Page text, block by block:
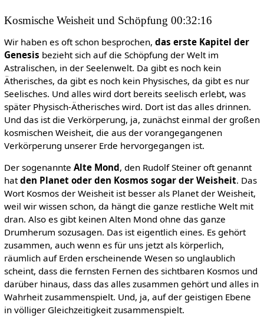
Kosmische Weisheit und Schöpfung 00:32:16
Wir haben es oft schon besprochen, das erste Kapitel der
Genesis bezieht sich auf die Schöpfung der Welt im
Astralischen, in der Seelenwelt. Da gibt es noch kein
Ätherisches, da gibt es noch kein Physisches, da gibt es nur
Seelisches. Und alles wird dort bereits seelisch erlebt, was
später Physisch-Ätherisches wird. Dort ist das alles drinnen.
Und das ist die Verkörperung, ja, zunächst einmal der großen
kosmischen Weisheit, die aus der vorangegangenen
Verkörperung unserer Erde hervorgegangen ist.
Der sogenannte Alte Mond, den Rudolf Steiner oft genannt
hatden Planet oder den Kosmos sogar der Weisheit. Das
Wort Kosmos der Weisheit ist besser als Planet der Weisheit,
weil wir wissen schon, da hängt die ganze restliche Welt mit
dran. Also es gibt keinen Alten Mond ohne das ganze
Drumherum sozusagen. Das ist eigentlich eines. Es gehört
zusammen, auch wenn es für uns jetzt als körperlich,
räumlich auf Erden erscheinende Wesen so unglaublich
scheint, dass die fernsten Fernen des sichtbaren Kosmos und
darüber hinaus, dass das alles zusammen gehört und alles in
Wahrheit zusammenspielt. Und, ja, auf der geistigen Ebene
in völliger Gleichzeitigkeit zusammenspielt.